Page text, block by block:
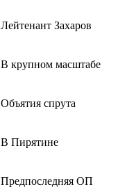
Лейтенант Захаров
В крупном масштабе
Объятия спрута
В Пирятине
Предпоследняя ОП